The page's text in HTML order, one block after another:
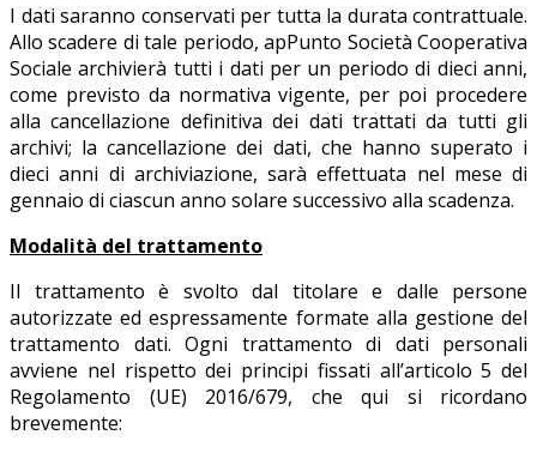
I dati saranno conservati per tutta la durata contrattuale.
Allo scadere di tale periodo, apPunto Società Cooperativa
Sociale archivierà tutti i dati per un periodo di dieci anni,
come previsto da normativa vigente, per poi procedere
alla cancellazione definitiva dei dati trattati da tutti gli
archivi; la cancellazione dei dati, che hanno superato i
dieci anni di archiviazione, sarà effettuata nel mese di
gennaio di ciascun anno solare successivo alla scadenza.
Modalità del trattamento
Il trattamento è svolto dal titolare e dalle persone
autorizzate ed espressamente formate alla gestione del
trattamento dati. Ogni trattamento di dati personali
avviene nel rispetto dei principi fissati all’articolo 5 del
Regolamento (UE) 2016/679, che qui si ricordano
brevemente: